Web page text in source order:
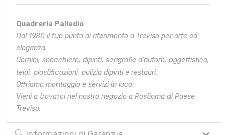
Quadreria Palladio
Dal 1980 il tuo punto di riferimento a Treviso per arte ed
eleganza.
Cornici, specchiere, dipinti, serigrafie d’autore, oggettistica,
telai, plastificazioni, pulizia dipinti e restauri.
Offriamo montaggio e servizi in loco.
Vieni a trovarci nel nostro negozio a Postioma di Paese,
Treviso.